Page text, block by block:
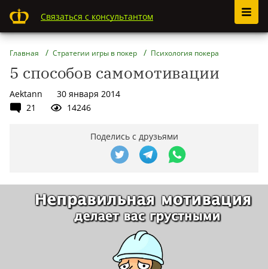
Связаться с консультантом
Главная Стратегии игры в покер Психология покера
5 способов самомотивации
Aektann
30 января 2014
21
14246
Поделись с друзьями